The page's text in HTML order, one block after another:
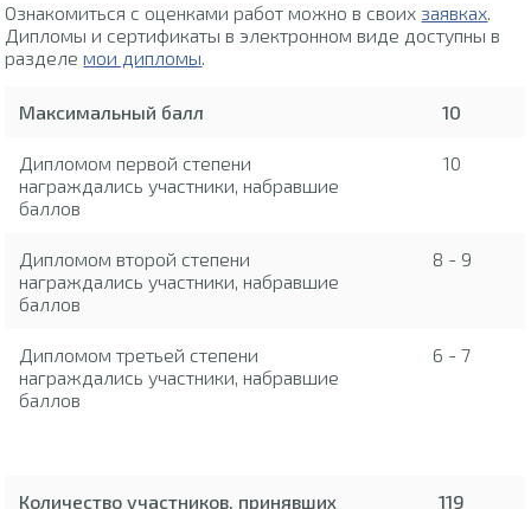
Ознакомиться с оценками работ можно в своих заявках.
Дипломы и сертификаты в электронном виде доступны в
разделемои дипломы.
Максимальный балл 10
Дипломом первой степени
награждались участники, набравшие
баллов
10
Дипломом второй степени
награждались участники, набравшие
баллов
8 - 9
Дипломом третьей степени
награждались участники, набравшие
баллов
6 - 7
Количество участников, принявших
119